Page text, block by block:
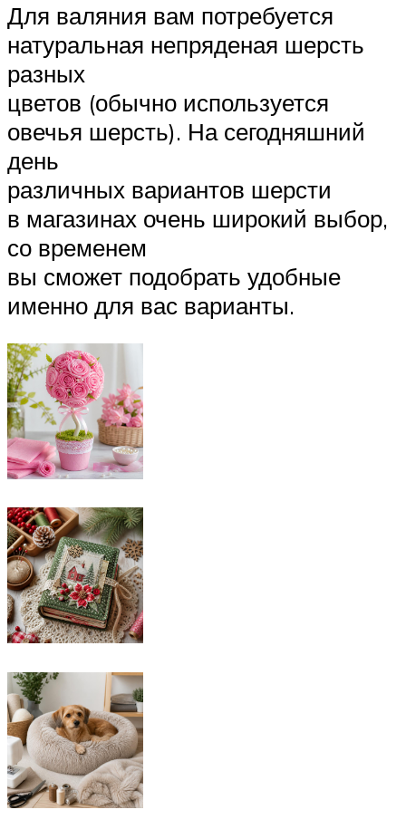
Для валяния вам потребуется
натуральная непряденая шерсть
разных
цветов (обычно используется
овечья шерсть). На сегодняшний
день
различных вариантов шерсти
в магазинах очень широкий выбор,
со временем
вы сможет подобрать удобные
именно для вас варианты.